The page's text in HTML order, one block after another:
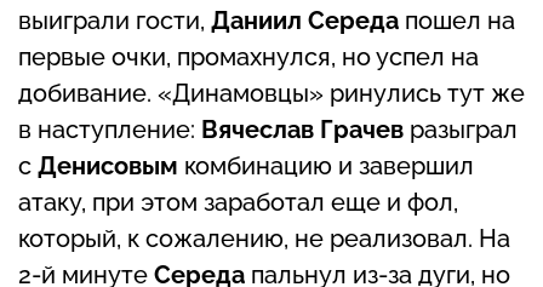
выиграли гости, Даниил Середа пошел на
первые очки, промахнулся, но успел на
добивание. «Динамовцы» ринулись тут же
в наступление: Вячеслав Грачев разыграл
с Денисовым комбинацию и завершил
атаку, при этом заработал еще и фол,
который, к сожалению, не реализовал. На
2-й минуте Середа пальнул из-за дуги, но